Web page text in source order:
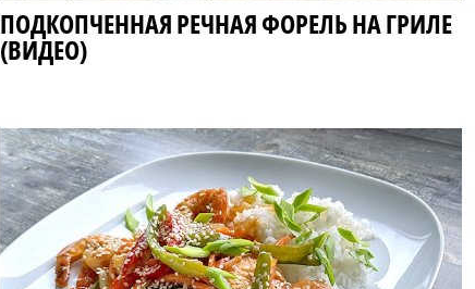
ПОДКОПЧЕННАЯ РЕЧНАЯ ФОРЕЛЬ НА ГРИЛЕ
(ВИДЕО)